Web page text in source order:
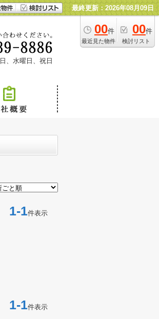
最終更新：2026年08月09日
00件
最近見た物件
00件
検討リスト
、水曜日、祝日
1-1件表示
1-1件表示